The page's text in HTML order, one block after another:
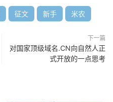
征文 新手 米农
下一篇
对国家顶级域名.CN向自然人正
式开放的一点思考